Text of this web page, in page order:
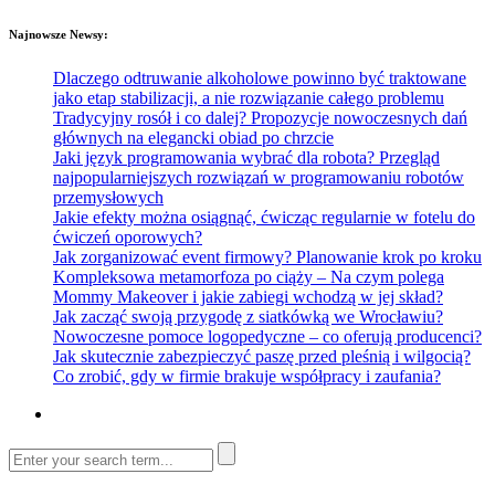
Najnowsze Newsy:
Dlaczego odtruwanie alkoholowe powinno być traktowane
jako etap stabilizacji, a nie rozwiązanie całego problemu
Tradycyjny rosół i co dalej? Propozycje nowoczesnych dań
głównych na elegancki obiad po chrzcie
Jaki język programowania wybrać dla robota? Przegląd
najpopularniejszych rozwiązań w programowaniu robotów
przemysłowych
Jakie efekty można osiągnąć, ćwicząc regularnie w fotelu do
ćwiczeń oporowych?
Jak zorganizować event firmowy? Planowanie krok po kroku
Kompleksowa metamorfoza po ciąży – Na czym polega
Mommy Makeover i jakie zabiegi wchodzą w jej skład?
Jak zacząć swoją przygodę z siatkówką we Wrocławiu?
Nowoczesne pomoce logopedyczne – co oferują producenci?
Jak skutecznie zabezpieczyć paszę przed pleśnią i wilgocią?
Co zrobić, gdy w firmie brakuje współpracy i zaufania?